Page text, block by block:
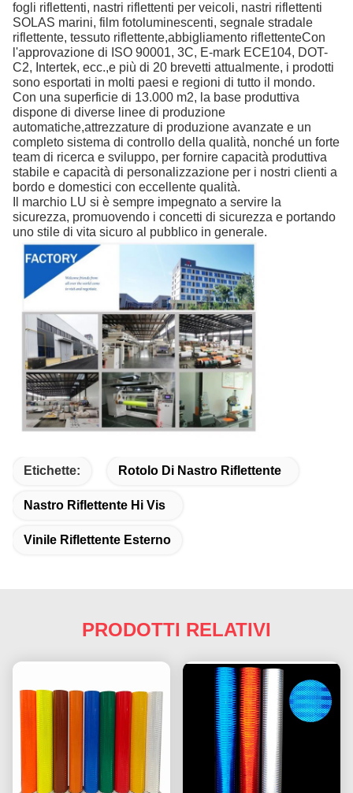
fogli riflettenti, nastri riflettenti per veicoli, nastri riflettenti
SOLAS marini, film fotoluminescenti, segnale stradale
riflettente, tessuto riflettente,abbigliamento riflettenteCon
l'approvazione di ISO 90001, 3C, E-mark ECE104, DOT-
C2, Intertek, ecc.,e più di 20 brevetti attualmente, i prodotti
sono esportati in molti paesi e regioni di tutto il mondo.
Con una superficie di 13.000 m2, la base produttiva
dispone di diverse linee di produzione
automatiche,attrezzature di produzione avanzate e un
completo sistema di controllo della qualità, nonché un forte
team di ricerca e sviluppo, per fornire capacità produttiva
stabile e capacità di personalizzazione per i nostri clienti a
bordo e domestici con eccellente qualità.
Il marchio LU si è sempre impegnato a servire la
sicurezza, promuovendo i concetti di sicurezza e portando
uno stile di vita sicuro al pubblico in generale.
Etichette: Rotolo Di Nastro Riflettente
Nastro Riflettente Hi Vis
Vinile Riflettente Esterno
PRODOTTI RELATIVI